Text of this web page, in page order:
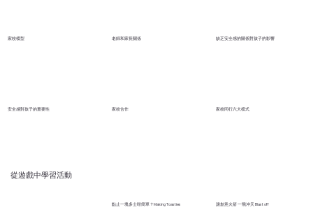
家校模型 老師和家長關係 缺乏安全感的關係對孩子的影響
安全感對孩子的重要性 家校合作 家校同行六大模式
從遊戲中學習活動
點止一塊多士咁簡單？Making Toasties 讓創意火箭 一飛冲天 Blast off